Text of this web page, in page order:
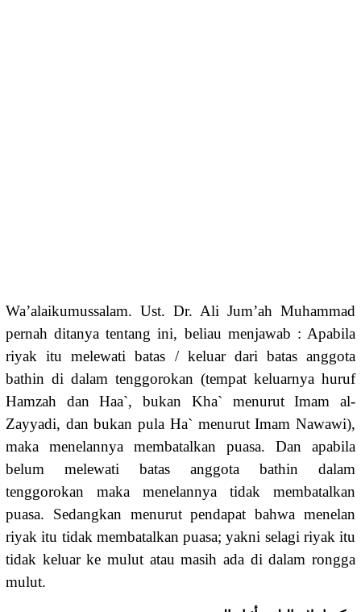
Wa’alaikumussalam. Ust. Dr. Ali Jum’ah Muhammad
pernah ditanya tentang ini, beliau menjawab : Apabila
riyak itu melewati batas / keluar dari batas anggota
bathin di dalam tenggorokan (tempat keluarnya huruf
Hamzah dan Haa`, bukan Kha` menurut Imam al-
Zayyadi, dan bukan pula Ha` menurut Imam Nawawi),
maka menelannya membatalkan puasa. Dan apabila
belum melewati batas anggota bathin dalam
tenggorokan maka menelannya tidak membatalkan
puasa. Sedangkan menurut pendapat bahwa menelan
riyak itu tidak membatalkan puasa; yakni selagi riyak itu
tidak keluar ke mulut atau masih ada di dalam rongga
mulut.